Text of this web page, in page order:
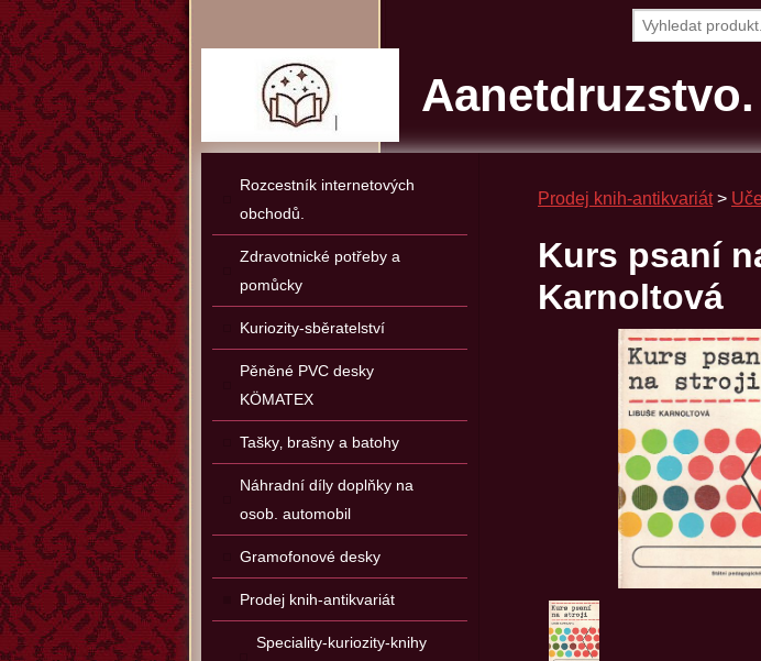
Aanetdruzstvo.
Prodej knih-antikvariát >
Kurs psaní
Karnoltová
Rozcestník internetových
obchodů.
Zdravotnické potřeby a
pomůcky
Kuriozity-sběratelství
Pěněné PVC desky
KÖMATEX
Tašky‚ brašny a batohy
Náhradní díly doplňky na
osob. automobil
Gramofonové desky
Prodej knih-antikvariát
Speciality-kuriozity-knihy